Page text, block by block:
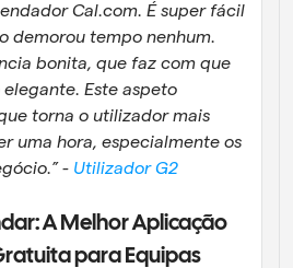
Cal.com. É super fácil
demorou tempo nenhum.
bonita, que faz com que
Este aspeto
torna o utilizador mais
uma hora, especialmente os
- Utilizador G2
A Melhor Aplicação
para Equipas